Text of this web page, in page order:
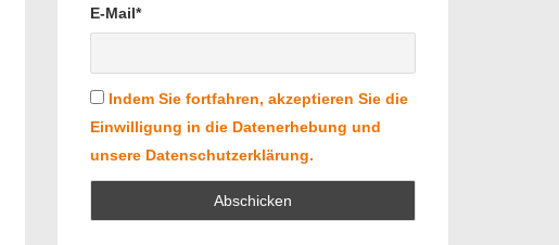
E-Mail*
Indem Sie fortfahren, akzeptieren Sie die
Einwilligung in die Datenerhebung und
unsere Datenschutzerklärung.